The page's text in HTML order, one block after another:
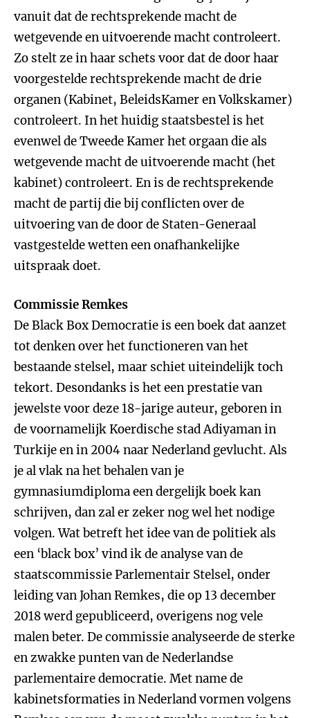
vanuit dat de rechtsprekende macht de
wetgevende en uitvoerende macht controleert.
Zo stelt ze in haar schets voor dat de door haar
voorgestelde rechtsprekende macht de drie
organen (Kabinet, BeleidsKamer en Volkskamer)
controleert. In het huidig staatsbestel is het
evenwel de Tweede Kamer het orgaan die als
wetgevende macht de uitvoerende macht (het
kabinet) controleert. En is de rechtsprekende
macht de partij die bij conflicten over de
uitvoering van de door de Staten-Generaal
vastgestelde wetten een onafhankelijke
uitspraak doet.
Commissie Remkes
De Black Box Democratie is een boek dat aanzet
tot denken over het functioneren van het
bestaande stelsel, maar schiet uiteindelijk toch
tekort. Desondanks is het een prestatie van
jewelste voor deze 18-jarige auteur, geboren in
de voornamelijk Koerdische stad Adiyaman in
Turkije en in 2004 naar Nederland gevlucht. Als
je al vlak na het behalen van je
gymnasiumdiploma een dergelijk boek kan
schrijven, dan zal er zeker nog wel het nodige
volgen. Wat betreft het idee van de politiek als
een ‘black box’ vind ik de analyse van de
staatscommissie Parlementair Stelsel, onder
leiding van Johan Remkes, die op 13 december
2018 werd gepubliceerd, overigens nog vele
malen beter. De commissie analyseerde de sterke
en zwakke punten van de Nederlandse
parlementaire democratie. Met name de
kabinetsformaties in Nederland vormen volgens